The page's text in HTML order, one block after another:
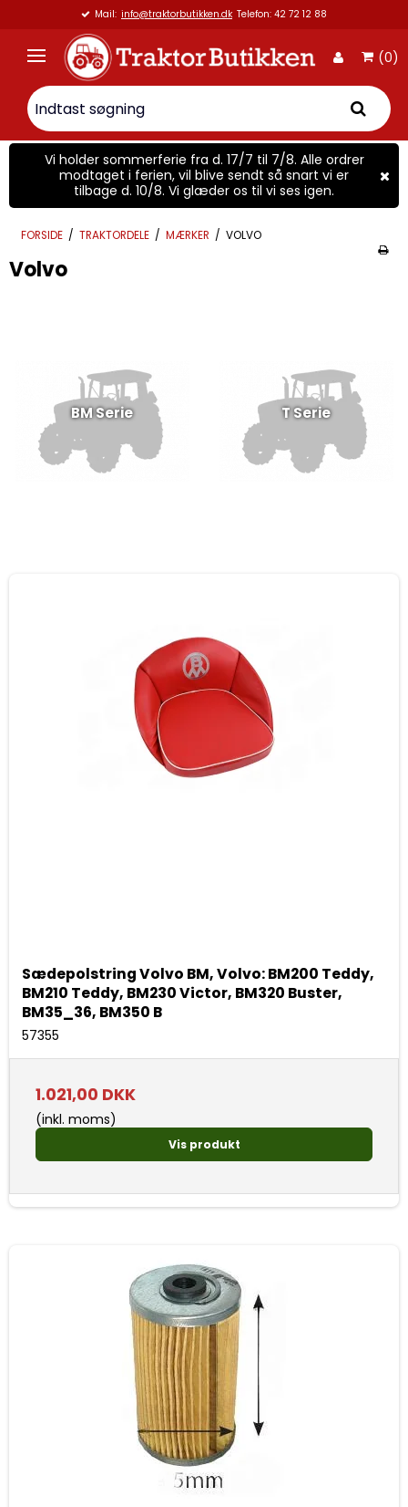
Telefon: 42 72 12 88
(0)
Vi holder sommerferie fra d. 17/7 til 7/8. Alle ordrer
modtaget i ferien, vil blive sendt så snart vi er
tilbage d. 10/8. Vi glæder os til vi ses igen.
FORSIDE / TRAKTORDELE / MÆRKER / VOLVO
Volvo
BM Serie T Serie
Sædepolstring Volvo BM, Volvo: BM200 Teddy,
BM210 Teddy, BM230 Victor, BM320 Buster,
BM35_36, BM350 B
57355
1.021,00 DKK
(inkl. moms)
Vis produkt